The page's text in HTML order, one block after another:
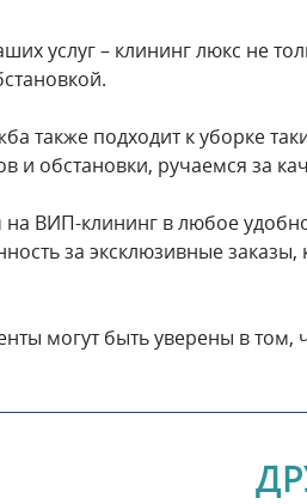
услуг – клининг люкс не
также подходит к уборке
и обстановки, ручаемся за
ВИП-клининг в любое
за эксклюзивные
могут быть уверены в том,